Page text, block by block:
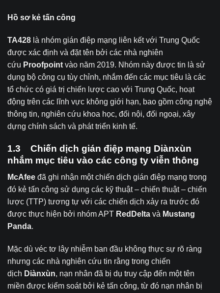
Hồ sơ kẻ tấn công
TA428 là nhóm gián điệp mạng liên kết với Trung Quốc
được xác định và đặt tên bởi các nhà nghiên
cứu Proofpoint vào năm 2019. Nhóm này được tin là sử
dụng bộ công cụ tùy chỉnh, nhắm đến các mục tiêu là các
tổ chức có giá trị chiến lược cao với Trung Quốc, hoạt
động trên các lĩnh vực không giới hạn, bao gồm công nghệ
thông tin, nghiên cứu khoa học, đối nội, đối ngoại, xây
dựng chính sách và phát triển kinh tế.
1.3 Chiến dịch gián điệp mạng Diànxùn
nhắm mục tiêu vào các công ty viễn thông
McAfee đã ghi nhận một chiến dịch gián điệp mạng trong
đó kẻ tấn công sử dụng các kỹ thuật – chiến thuật – chiến
lược (TTP) tương tự với các chiến dịch xảy ra trước đó
được thực hiện bởi nhóm APT RedDelta và Mustang
Panda.
Mặc dù véc tơ lây nhiễm ban đầu không thực sự rõ ràng
nhưng các nhà nghiên cứu tin rằng trong chiến
dịch Diànxùn, nạn nhân đã bị dụ truy cập đến một tên
miền được kiểm soát bởi kẻ tấn công, từ đó nạn nhân bị